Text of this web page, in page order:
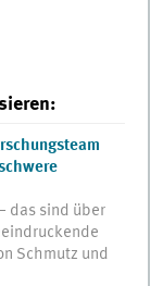
das sind über
Schmutz und